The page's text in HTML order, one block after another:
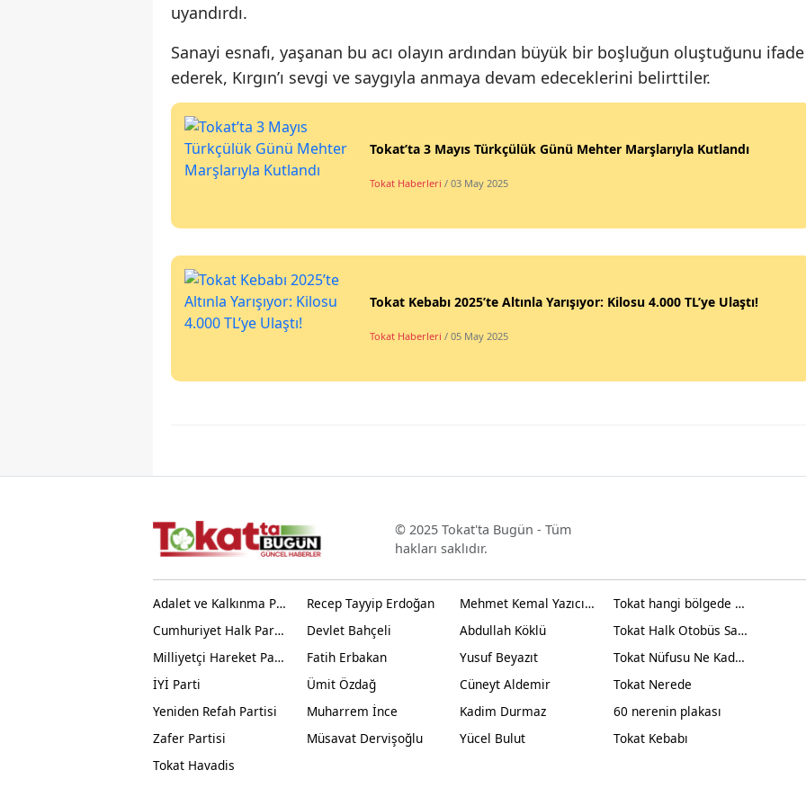
uyandırdı.
Sanayi esnafı, yaşanan bu acı olayın ardından büyük bir boşluğun oluştuğunu ifade
ederek, Kırgın’ı sevgi ve saygıyla anmaya devam edeceklerini belirttiler.
Tokat’ta 3 Mayıs Türkçülük Günü Mehter Marşlarıyla Kutlandı
Tokat Haberleri / 03 May 2025
Tokat Kebabı 2025’te Altınla Yarışıyor: Kilosu 4.000 TL’ye Ulaştı!
Tokat Haberleri / 05 May 2025
© 2025 Tokat'ta Bugün - Tüm
hakları saklıdır.
Adalet ve Kalkınma Partisi
Cumhuriyet Halk Partisi
Milliyetçi Hareket Partisi
İYİ Parti
Yeniden Refah Partisi
Zafer Partisi
Tokat Havadis
Recep Tayyip Erdoğan
Devlet Bahçeli
Fatih Erbakan
Ümit Özdağ
Muharrem İnce
Müsavat Dervişoğlu
Mehmet Kemal Yazıcıoğlu
Abdullah Köklü
Yusuf Beyazıt
Cüneyt Aldemir
Kadim Durmaz
Yücel Bulut
Tokat hangi bölgede yer alır?
Tokat Halk Otobüs Saatleri
Tokat Nüfusu Ne Kadar 2024
Tokat Nerede
60 nerenin plakası
Tokat Kebabı